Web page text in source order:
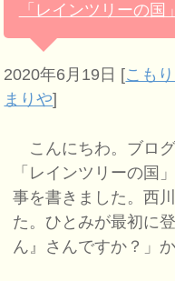
「レインツリーの国
2020年6月19日 [こもり
まりや]
こんにちわ。ブロ
「レインツリーの国
事を書きました。西
た。ひとみが最初に
ん』さんですか？」